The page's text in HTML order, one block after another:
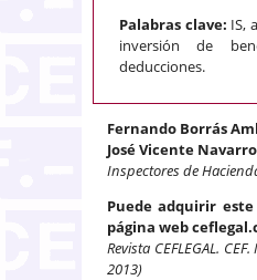
Palabras clave: IS,
inversión de
deducciones.
Fernando Borrás
José Vicente
Inspectores de
Puede adquirir
página web
Revista CEFLEGAL.
2013)